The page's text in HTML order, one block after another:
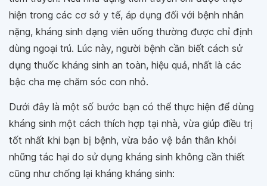
hiện trong các cơ sở y tế, áp dụng đối với bệnh nhân
nặng, kháng sinh dạng viên uống thường được chỉ định
dùng ngoại trú. Lúc này, người bệnh cần biết cách sử
dụng thuốc kháng sinh an toàn, hiệu quả, nhất là các
bậc cha mẹ chăm sóc con nhỏ.
Dưới đây là một số bước bạn có thể thực hiện để dùng
kháng sinh một cách thích hợp tại nhà, vừa giúp điều trị
tốt nhất khi bạn bị bệnh, vừa bảo vệ bản thân khỏi
những tác hại do sử dụng kháng sinh không cần thiết
cũng như chống lại kháng kháng sinh: